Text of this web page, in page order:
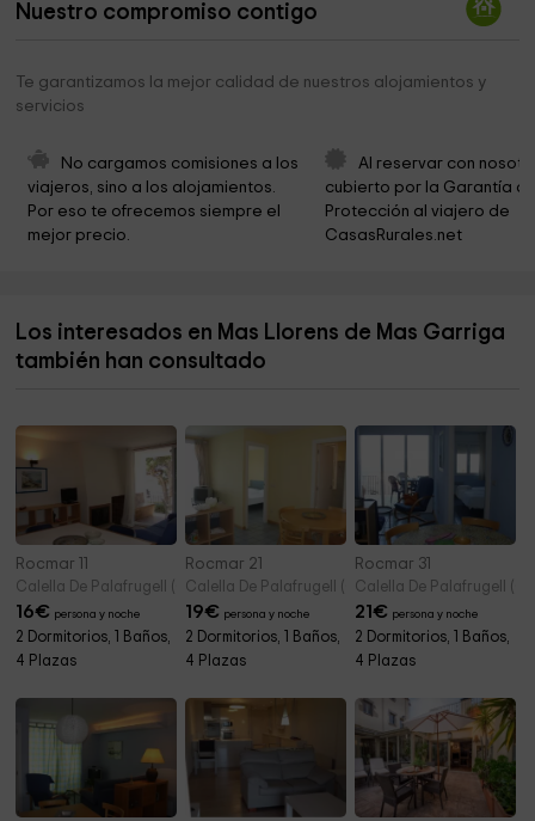
Consell Comarcal del Gironés 3,6 km
Ayuntamiento de Cassà de la Selva
Lovely Home
Parròquia de Sant Martí
Colla Excursionista Cassanenca 4,3 km
San Ramon 4,4 km
Nuestro compromiso contigo
Te garantizamos la mejor calidad de nuestros alojamientos y
servicios
No cargamos comisiones a los
viajeros, sino a los alojamientos.
Por eso te ofrecemos siempre el
mejor precio.
Al reservar con
cubierto por la Garantía
Protección al viajero de
CasasRurales.net
Los interesados en Mas Llorens de Mas Garriga
también han consultado
Rocmar 11
Calella De Palafrugell (Girona)
16€ persona y noche
2 Dormitorios, 1 Baños,
4 Plazas
Rocmar 21
Calella De Palafrugell (Girona)
19€ persona y noche
2 Dormitorios, 1 Baños,
4 Plazas
Rocmar 31
Calella De Palafrugell
21€ persona y noche
2 Dormitorios, 1 Baños,
4 Plazas